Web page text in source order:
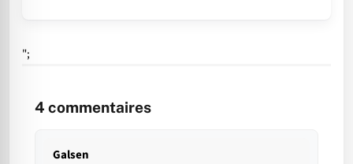
";
4 commentaires
Galsen